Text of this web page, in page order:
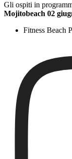
Gli ospiti in
Mojitobeach 02
Fitness Beach